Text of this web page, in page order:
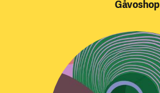
Gåvoshop